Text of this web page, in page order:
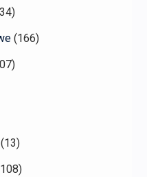
(166)
(13)